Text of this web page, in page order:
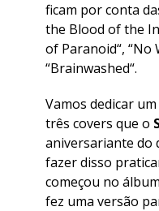
ficam por conta
the Blood of the
of Paranoid“, “No
“Brainwashed“.
Vamos dedicar
três covers que o
aniversariante do
fazer disso
começou no
fez uma versão